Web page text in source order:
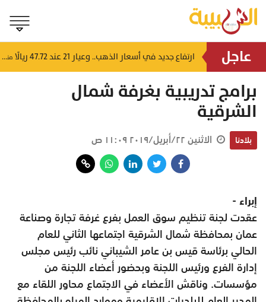
عاجل منذ ٥ ساعات
ارتفاع جديد في أسعار الذهب.. وعيار 21 عند 47.72 ريالًا منذ ٥ ساعات
برامج تدريبية بغرفة شمال
الشرقية
بلادنا الاثنين ٢٢/أبريل/٢٠١٩ ١١:٠٩ ص
إبراء -
عقدت لجنة تنظيم سوق العمل بفرع غرفة تجارة وصناعة
عمان بمحافظة شمال الشرقية اجتماعها الثاني للعام
الحالي برئاسة قيس بن عامر الشيباني نائب رئيس مجلس
إدارة الفرع ورئيس اللجنة وبحضور أعضاء اللجنة من
مؤسسات. وناقش الأعضاء في الاجتماع محاور اللقاء مع